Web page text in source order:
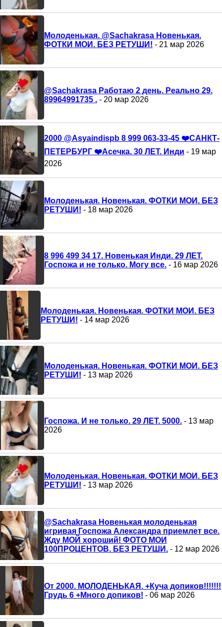
Молоденькая. @Sachakrasa Новенькая.
ФОТКИ МОИ. БЕЗ РЕТУШИ! - 21 мар 2026
@Sachakrasa Работаю 2 день. Реально 29.
89964991735 . - 20 мар 2026
2000 @Asyaindispb 8 999 063-33-45 ❤️САНКТ-
ПЕТЕРБУРГ ❤️Асечка. 30 ЛЕТ. Инди - 19 мар
2026
Молоденькая. Новенькая. ФОТКИ МОИ. БЕЗ
РЕТУШИ! - 18 мар 2026
8 996 499 34 17. Новенькая Инди. 29 ЛЕТ.
Госпожа и не только. Могу все. - 16 мар 2026
Молоденькая. Новенькая. ФОТКИ МОИ. БЕЗ
РЕТУШИ! - 14 мар 2026
Молоденькая. Новенькая. ФОТКИ МОИ. БЕЗ
РЕТУШИ! - 13 мар 2026
Госпожа. И не только. 29 ЛЕТ. 5000. - 13 мар
2026
Молоденькая. Новенькая. ФОТКИ МОИ. БЕЗ
РЕТУШИ! - 13 мар 2026
@Sachakrasa Новенькая молоденькая
игривая Госпожа Александра приемлет все.
Жду МОЙ хороший! ФОТО МОИ
100ПРОЦЕНТОВ. БЕЗ РЕТУШИ. - 12 мар 2026
От 2000. МОЛОДЕНЬКАЯ. +Куча допиков!!!!!!!
Грудь 6 +Много допиков! - 06 мар 2026